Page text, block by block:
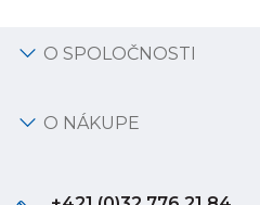
O SPOLOČNOSTI
O NÁKUPE